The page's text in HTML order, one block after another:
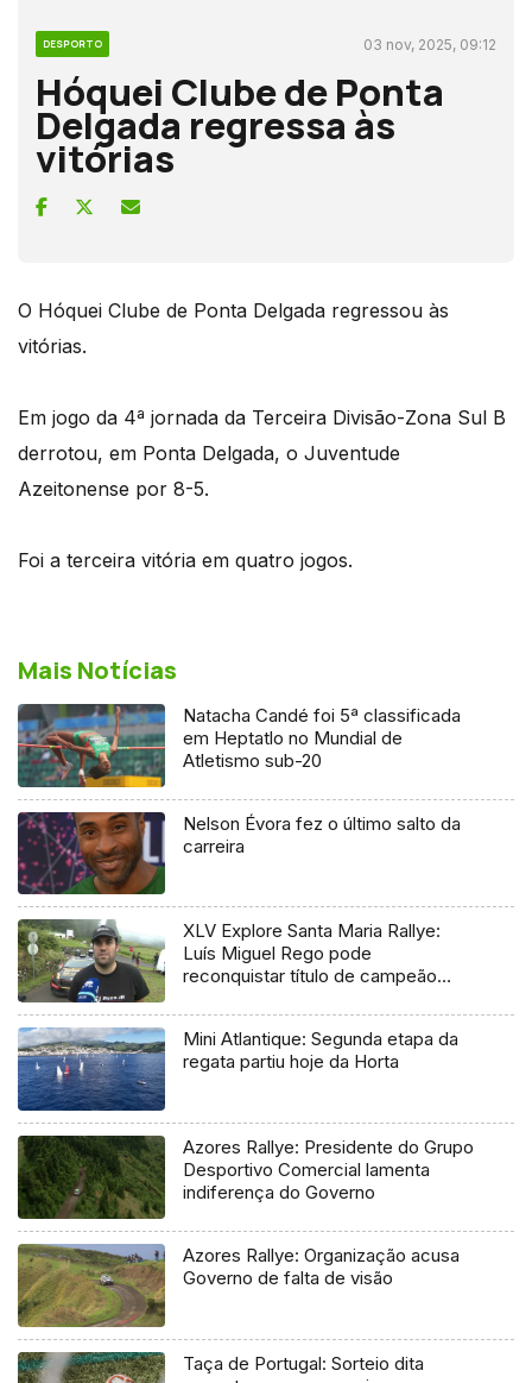
DESPORTO 03 nov, 2025, 09:12
Hóquei Clube de Ponta
Delgada regressa às
vitórias
O Hóquei Clube de Ponta Delgada regressou às
vitórias.
Em jogo da 4ª jornada da Terceira Divisão-Zona Sul B
derrotou, em Ponta Delgada, o Juventude
Azeitonense por 8-5.
Foi a terceira vitória em quatro jogos.
Mais Notícias
Natacha Candé foi 5ª classificada
em Heptatlo no Mundial de
Atletismo sub-20
Nelson Évora fez o último salto da
carreira
XLV Explore Santa Maria Rallye:
Luís Miguel Rego pode
reconquistar título de campeão
Mini Atlantique: Segunda etapa da
regata partiu hoje da Horta
Azores Rallye: Presidente do Grupo
Desportivo Comercial lamenta
indiferença do Governo
Azores Rallye: Organização acusa
Governo de falta de visão
Taça de Portugal: Sorteio dita